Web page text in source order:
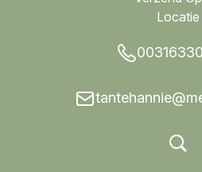
Locatie